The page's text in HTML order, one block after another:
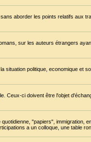
aborder les points relatifs aux
sur les auteurs étrangers
politique, economique et
Ceux-ci doivent être l'objet
"papiers", immigration,
a un colloque, une table